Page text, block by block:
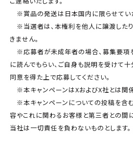
※賞品の発送は日本国内に限らせていた
※当選者は、本権利を他人に譲渡したり
きません。
※応募者が未成年者の場合、募集要項
に読んでもらい、ご自身も説明を受けて
同意を得た上で応募してください。
※本キャンペーンはXおよびX社とは関
※本キャンペーンについての投稿を含
容やこれに関わるお客様と第三者との間に
当社は一切責任を負わないものとします。